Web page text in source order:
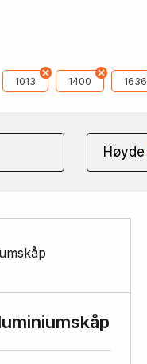
1013 1400 1636
Høyde